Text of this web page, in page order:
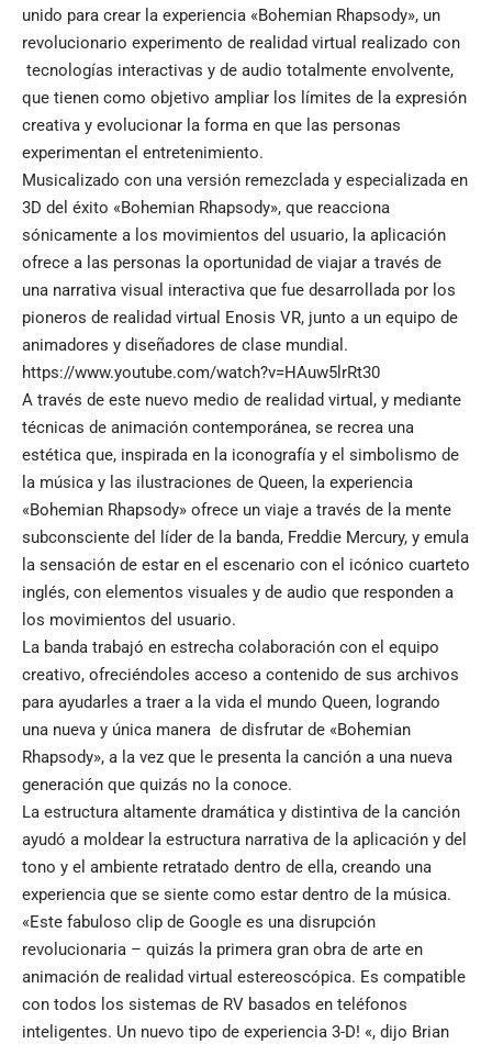
unido para crear la experiencia «Bohemian Rhapsody», un
revolucionario experimento de realidad virtual realizado con
tecnologías interactivas y de audio totalmente envolvente,
que tienen como objetivo ampliar los límites de la expresión
creativa y evolucionar la forma en que las personas
experimentan el entretenimiento.
Musicalizado con una versión remezclada y especializada en
3D del éxito «Bohemian Rhapsody», que reacciona
sónicamente a los movimientos del usuario, la aplicación
ofrece a las personas la oportunidad de viajar a través de
una narrativa visual interactiva que fue desarrollada por los
pioneros de realidad virtual Enosis VR, junto a un equipo de
animadores y diseñadores de clase mundial.
https://www.youtube.com/watch?v=HAuw5lrRt30
A través de este nuevo medio de realidad virtual, y mediante
técnicas de animación contemporánea, se recrea una
estética que, inspirada en la iconografía y el simbolismo de
la música y las ilustraciones de Queen, la experiencia
«Bohemian Rhapsody» ofrece un viaje a través de la mente
subconsciente del líder de la banda, Freddie Mercury, y emula
la sensación de estar en el escenario con el icónico cuarteto
inglés, con elementos visuales y de audio que responden a
los movimientos del usuario.
La banda trabajó en estrecha colaboración con el equipo
creativo, ofreciéndoles acceso a contenido de sus archivos
para ayudarles a traer a la vida el mundo Queen, logrando
una nueva y única manera de disfrutar de «Bohemian
Rhapsody», a la vez que le presenta la canción a una nueva
generación que quizás no la conoce.
La estructura altamente dramática y distintiva de la canción
ayudó a moldear la estructura narrativa de la aplicación y del
tono y el ambiente retratado dentro de ella, creando una
experiencia que se siente como estar dentro de la música.
«Este fabuloso clip de Google es una disrupción
revolucionaria – quizás la primera gran obra de arte en
animación de realidad virtual estereoscópica. Es compatible
con todos los sistemas de RV basados en teléfonos
inteligentes. Un nuevo tipo de experiencia 3-D! «, dijo Brian